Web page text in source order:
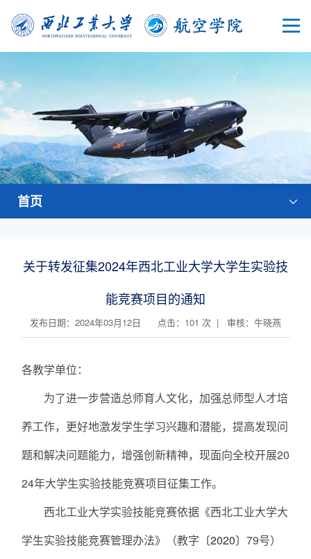
首页
关于转发征集2024年西北工业大学大学生实验技
能竞赛项目的通知
发布日期：2024年03月12日 点击： 101 次 | 审核：牛晓燕
各教学单位：
为了进一步营造总师育人文化，加强总师型人才培
养工作，更好地激发学生学习兴趣和潜能，提高发现问
题和解决问题能力，增强创新精神，现面向全校开展20
24年大学生实验技能竞赛项目征集工作。
西北工业大学实验技能竞赛依据《西北工业大学大
学生实验技能竞赛管理办法》（教字 〔2020〕 79号）